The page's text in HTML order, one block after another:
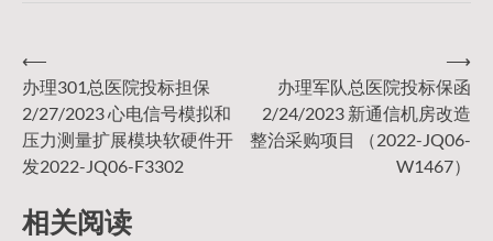
文
章
导
⟵
办理301总医院投标担保
2/27/2023 心电信号模拟和
压力测量扩展模块软硬件开
发2022-JQ06-F3302
办理军队总医院投标保函
2/24/2023 新通信机房改造
整治采购项目 （2022-JQ06-
W1467）
⟶
相关阅读